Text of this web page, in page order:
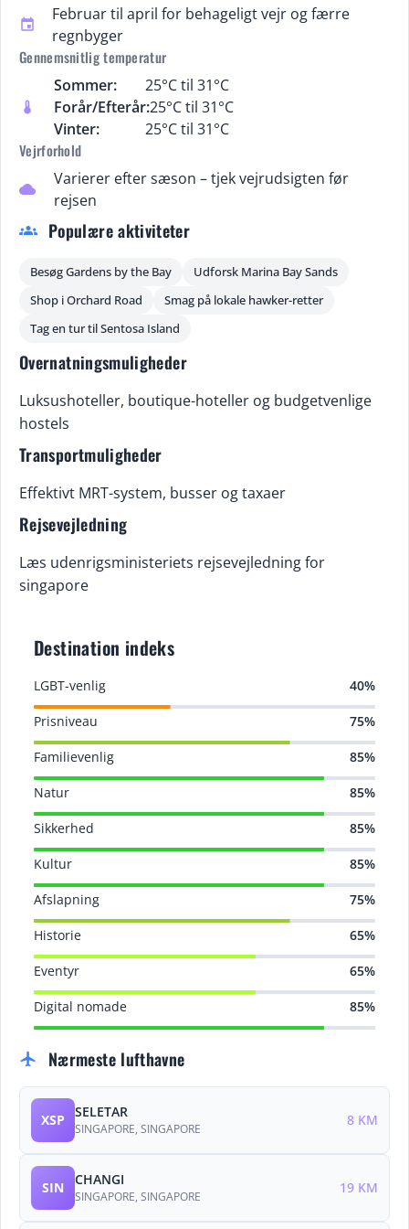
event
Februar til april for behageligt vejr og færre
regnbyger
Gennemsnitlig temperatur
thermostat
Sommer:
25°C til 31°C
Forår/Efterår:25°C til 31°C
Vinter:
25°C til 31°C
Vejrforhold
cloud
Varierer efter sæson – tjek vejrudsigten før
rejsen
groups Populære aktiviteter
Besøg Gardens by the Bay
Udforsk Marina Bay Sands
Shop i Orchard Road
Smag på lokale hawker-retter
Tag en tur til Sentosa Island
Overnatningsmuligheder
Luksushoteller, boutique-hoteller og budgetvenlige
hostels
Transportmuligheder
Effektivt MRT-system, busser og taxaer
Rejsevejledning
Læs udenrigsministeriets rejsevejledning for
singapore
Destination indeks
LGBT-venlig 40%
Prisniveau 75%
Familievenlig 85%
Natur 85%
Sikkerhed 85%
Kultur 85%
Afslapning 75%
Historie 65%
Eventyr 65%
Digital nomade 85%
flight Nærmeste lufthavne
XSP SELETAR
SINGAPORE, SINGAPORE
8 KM
SIN CHANGI
SINGAPORE, SINGAPORE
19 KM